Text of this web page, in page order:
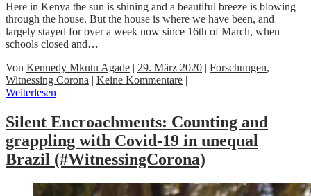
Here in Kenya the sun is shining and a beautiful breeze is blowing
through the house. But the house is where we have been, and
largely stayed for over a week now since 16th of March, when
schools closed and…
Von Kennedy Mkutu Agade | 29. März 2020 | Forschungen,
Witnessing Corona | Keine Kommentare |
Weiterlesen
Silent Encroachments: Counting and
grappling with Covid-19 in unequal
Brazil (#WitnessingCorona)